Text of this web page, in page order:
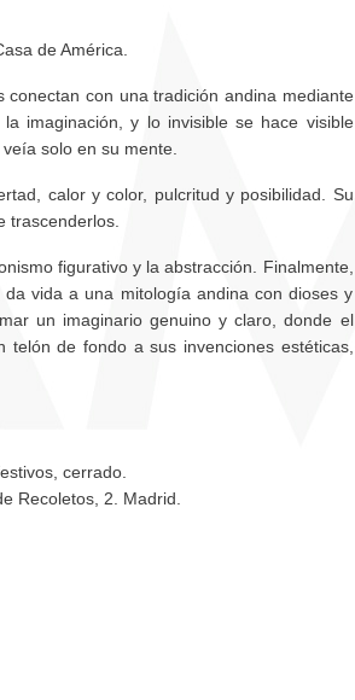
de América.
conectan con una tradición andina mediante
imaginación, y lo invisible se hace visible
solo en su mente.
calor y color, pulcritud y posibilidad. Su
trascenderlos.
figurativo y la abstracción. Finalmente,
vida a una mitología andina con dioses y
un imaginario genuino y claro, donde el
de fondo a sus invenciones estéticas,
cerrado.
Recoletos, 2. Madrid.